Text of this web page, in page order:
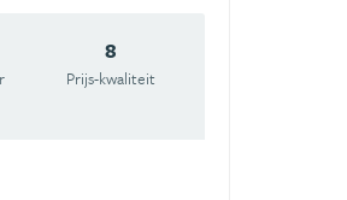
8
Prijs-kwaliteit